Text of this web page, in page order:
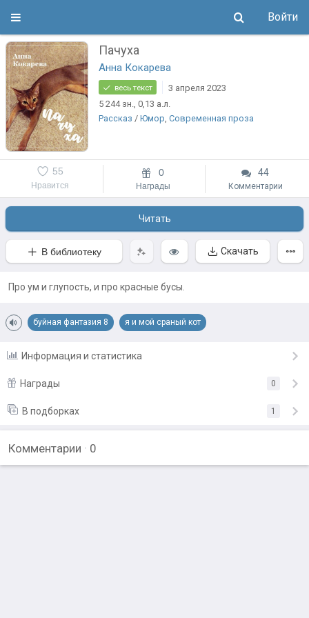
Войти
Пачуха
Анна Кокарева
весь текст
3 апреля 2023
5 244 зн., 0,13 а.л.
Рассказ /Юмор,Современная проза
Нравится
55 0
Награды
44
Комментарии
Читать
В библиотеку Скачать
Про ум и глупость, и про красные бусы.
буйная фантазия 8 я и мой сраный кот
Информация и статистика
Награды 0
В подборках 1
Комментарии · 0